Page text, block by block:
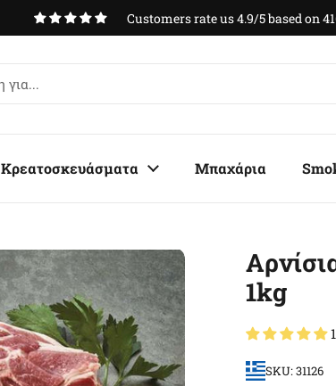
Customers rate us 4.9/5 based on
Κρεατοσκευάσματα Μπαχάρια
1kg
SKU: 31126